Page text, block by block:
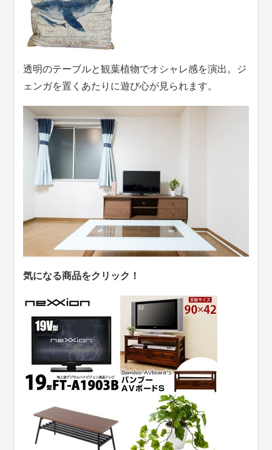
透明のテーブルと観葉植物でオシャレ感を演出。ジ
ェンガを置くあたりに遊び心が見られます。
気になる商品をクリック！